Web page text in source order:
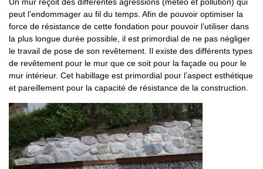
peut l’endommager au fil du temps. Afin de pouvoir optimiser la
force de résistance de cette fondation pour pouvoir l’utiliser dans
la plus longue durée possible, il est primordial de ne pas négliger
le travail de pose de son revêtement. Il existe des différents types
de revêtement pour le mur que ce soit pour la façade ou pour le
mur intérieur. Cet habillage est primordial pour l’aspect esthétique
et pareillement pour la capacité de résistance de la construction.